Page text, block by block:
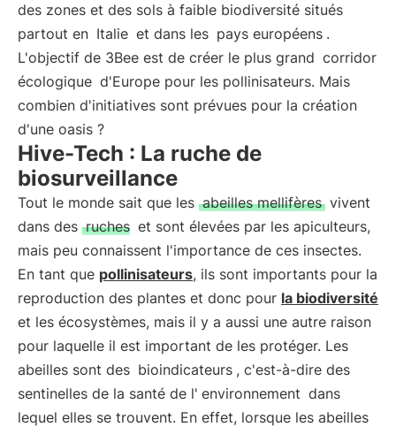
des zones et des sols à faible biodiversité situés
partout en Italie et dans les pays européens .
L'objectif de 3Bee est de créer le plus grand corridor
écologique d'Europe pour les pollinisateurs. Mais
combien d'initiatives sont prévues pour la création
d'une oasis ?
Hive-Tech : La ruche de
biosurveillance
Tout le monde sait que les abeilles mellifères vivent
dans des ruches et sont élevées par les apiculteurs,
mais peu connaissent l'importance de ces insectes.
En tant que pollinisateurs, ils sont importants pour la
reproduction des plantes et donc pour la biodiversité
et les écosystèmes, mais il y a aussi une autre raison
pour laquelle il est important de les protéger. Les
abeilles sont des bioindicateurs , c'est-à-dire des
sentinelles de la santé de l' environnement dans
lequel elles se trouvent. En effet, lorsque les abeilles